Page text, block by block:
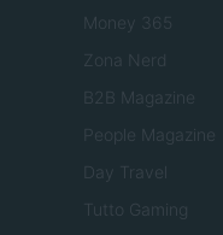
Money 365
Zona Nerd
B2B Magazine
People Magazine
Day Travel
Tutto Gaming